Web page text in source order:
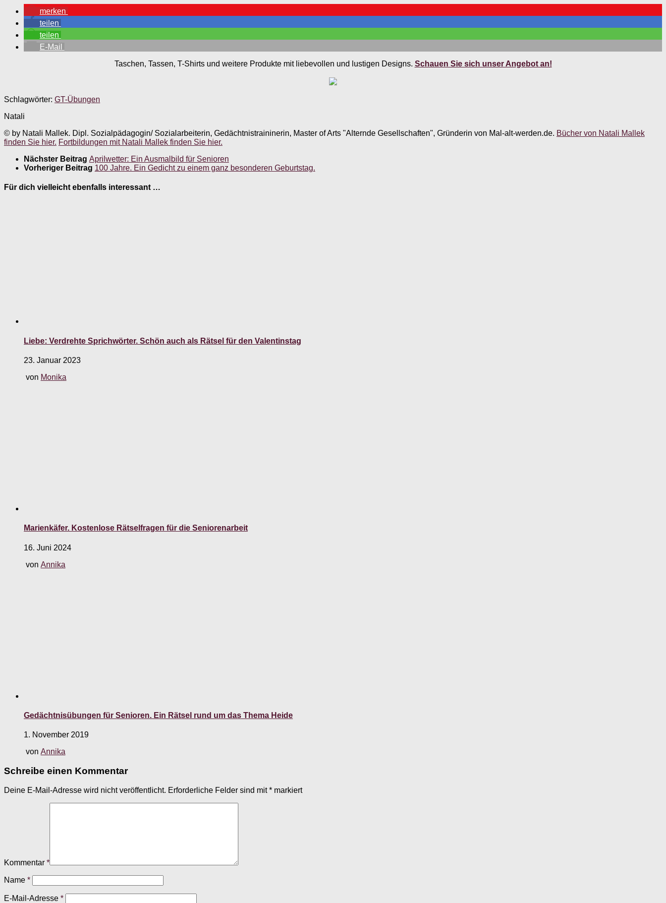
merken
teilen
teilen
E-Mail
Taschen, Tassen, T-Shirts und weitere Produkte mit liebevollen und lustigen Designs. Schauen Sie sich unser Angebot an!
Schlagwörter: GT-Übungen
Natali
© by Natali Mallek. Dipl. Sozialpädagogin/ Sozialarbeiterin, Gedächtnistraininerin, Master of Arts "Alternde Gesellschaften", Gründerin von Mal-alt-werden.de. Bücher von Natali Mallek
finden Sie hier. Fortbildungen mit Natali Mallek finden Sie hier.
Nächster Beitrag Aprilwetter: Ein Ausmalbild für Senioren
Vorheriger Beitrag 100 Jahre. Ein Gedicht zu einem ganz besonderen Geburtstag.
Für dich vielleicht ebenfalls interessant …
Liebe: Verdrehte Sprichwörter. Schön auch als Rätsel für den Valentinstag
23. Januar 2023
von Monika
Marienkäfer. Kostenlose Rätselfragen für die Seniorenarbeit
16. Juni 2024
von Annika
Gedächtnisübungen für Senioren. Ein Rätsel rund um das Thema Heide
1. November 2019
von Annika
Schreibe einen Kommentar
Deine E-Mail-Adresse wird nicht veröffentlicht. Erforderliche Felder sind mit* markiert
Kommentar *
Name *
E-Mail-Adresse *